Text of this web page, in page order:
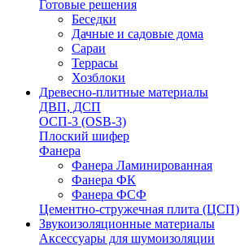
Готовые решения
Беседки
Дачные и садовые дома
Сараи
Террасы
Хозблоки
Древесно-плитные материалы
ДВП, ДСП
ОСП-3 (OSB-3)
Плоский шифер
Фанера
Фанера Ламинированная
Фанера ФК
Фанера ФСФ
Цементно-стружечная плита (ЦСП)
Звукоизоляционные материалы
Аксессуары для шумоизоляции